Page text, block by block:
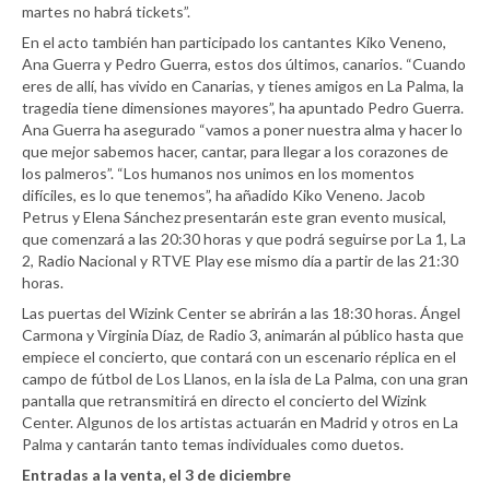
martes no habrá tickets”.
En el acto también han participado los cantantes Kiko Veneno,
Ana Guerra y Pedro Guerra, estos dos últimos, canarios. “Cuando
eres de allí, has vivido en Canarias, y tienes amigos en La Palma, la
tragedia tiene dimensiones mayores”, ha apuntado Pedro Guerra.
Ana Guerra ha asegurado “vamos a poner nuestra alma y hacer lo
que mejor sabemos hacer, cantar, para llegar a los corazones de
los palmeros”. “Los humanos nos unimos en los momentos
difíciles, es lo que tenemos”, ha añadido Kiko Veneno. Jacob
Petrus y Elena Sánchez presentarán este gran evento musical,
que comenzará a las 20:30 horas y que podrá seguirse por La 1, La
2, Radio Nacional y RTVE Play ese mismo día a partir de las 21:30
horas.
Las puertas del Wizink Center se abrirán a las 18:30 horas. Ángel
Carmona y Virginia Díaz, de Radio 3, animarán al público hasta que
empiece el concierto, que contará con un escenario réplica en el
campo de fútbol de Los Llanos, en la isla de La Palma, con una gran
pantalla que retransmitirá en directo el concierto del Wizink
Center. Algunos de los artistas actuarán en Madrid y otros en La
Palma y cantarán tanto temas individuales como duetos.
Entradas a la venta, el 3 de diciembre